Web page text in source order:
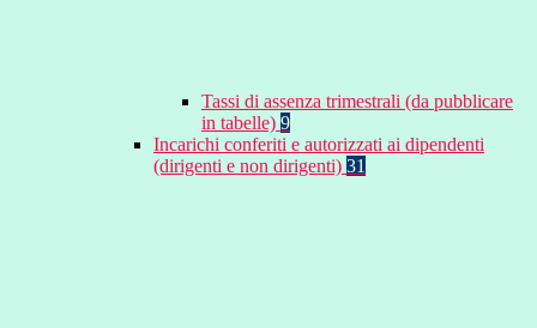
Tassi di assenza trimestrali (da pubblicare
in tabelle) 9
Incarichi conferiti e autorizzati ai dipendenti
(dirigenti e non dirigenti) 31